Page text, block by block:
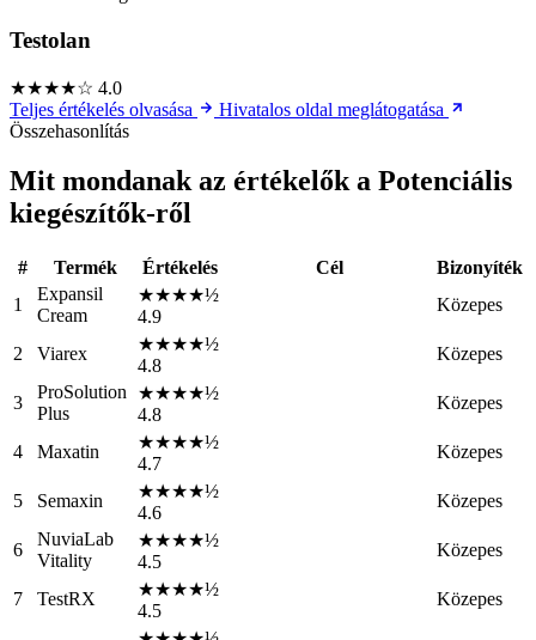
Testolan
★★★★☆ 4.0
Teljes értékelés olvasása
Hivatalos oldal meglátogatása
Összehasonlítás
Mit mondanak az értékelők a Potenciális
kiegészítők-ről
# Termék Értékelés Cél
Bizonyíték
1
Expansil
Cream
★★★★½
4.9
Közepes
2 Viarex
★★★★½
4.8
Közepes
3
ProSolution
Plus
★★★★½
4.8
Közepes
4 Maxatin
★★★★½
4.7
Közepes
5 Semaxin
★★★★½
4.6
Közepes
6
NuviaLab
Vitality
★★★★½
4.5
Közepes
7 TestRX
★★★★½
4.5
Közepes